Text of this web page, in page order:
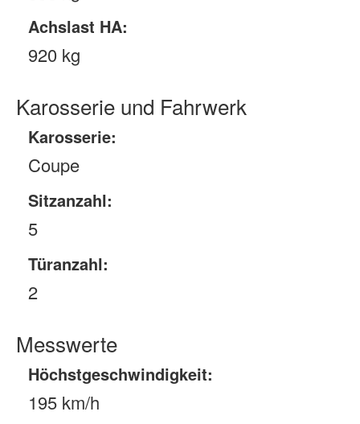
Achslast HA:
920 kg
Karosserie und Fahrwerk
Karosserie:
Coupe
Sitzanzahl:
5
Türanzahl:
2
Messwerte
Höchstgeschwindigkeit:
195 km/h